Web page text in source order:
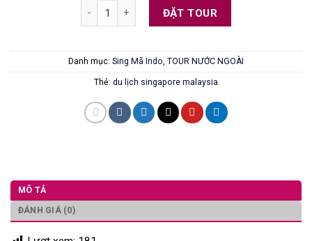
Tour du lịch Singapore - Malaysia 6 ngày | Air Asia
ĐẶT TOUR
Danh mục: Sing Mã Indo, TOUR NƯỚC NGOÀI
Thẻ: du lịch singapore malaysia
MÔ TẢ
ĐÁNH GIÁ (0)